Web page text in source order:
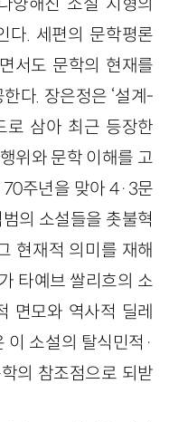
다. 세편의 문학평론
서도 문학의 현재를
다. 장은정은 ‘설계-
로 삼아 최근 등장한
위와 문학 이해를 고
주년을 맞아 4· 3문
의 소설들을 촛불혁
현재적 의미를 재해
타예브 쌀리흐의 소
면모와 역사적 딜레
이 소설의 탈식민적 ·
의 참조점으로 되받